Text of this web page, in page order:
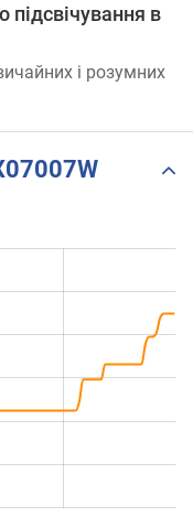
підсвічування в
і розумних